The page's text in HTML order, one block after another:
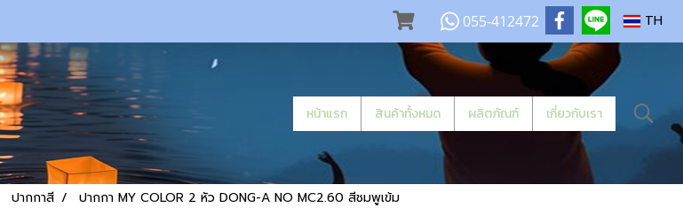
055-412472 TH
หน้าแรก สินค้าทั้งหมด ผลิตภัณฑ์ เกี่ยวกับเรา
ปากกาสี ปากกา MY COLOR 2 หัว DONG-A NO MC2.60 สีชมพูเข้ม